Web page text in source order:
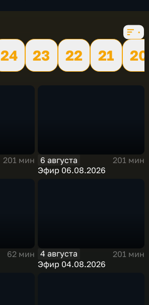
24 23 22 21
20
201 мин
6 августа
201 мин
Эфир 06.08.2026
62 мин
4 августа
201 мин
Эфир 04.08.2026